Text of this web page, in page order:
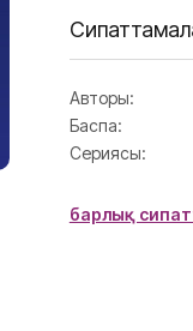
Авторы:
Баспа:
Сериясы:
барлық